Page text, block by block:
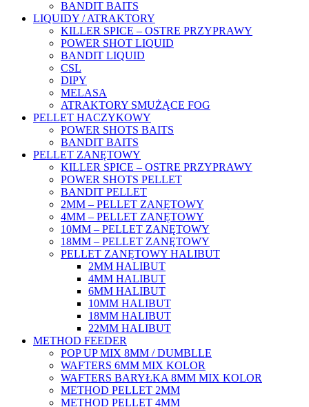
BANDIT BAITS
LIQUIDY / ATRAKTORY
KILLER SPICE – OSTRE PRZYPRAWY
POWER SHOT LIQUID
BANDIT LIQUID
CSL
DIPY
MELASA
ATRAKTORY SMUŻĄCE FOG
PELLET HACZYKOWY
POWER SHOTS BAITS
BANDIT BAITS
PELLET ZANĘTOWY
KILLER SPICE – OSTRE PRZYPRAWY
POWER SHOTS PELLET
BANDIT PELLET
2MM – PELLET ZANĘTOWY
4MM – PELLET ZANĘTOWY
10MM – PELLET ZANĘTOWY
18MM – PELLET ZANĘTOWY
PELLET ZANĘTOWY HALIBUT
2MM HALIBUT
4MM HALIBUT
6MM HALIBUT
10MM HALIBUT
18MM HALIBUT
22MM HALIBUT
METHOD FEEDER
POP UP MIX 8MM / DUMBLLE
WAFTERS 6MM MIX KOLOR
WAFTERS BARYŁKA 8MM MIX KOLOR
METHOD PELLET 2MM
METHOD PELLET 4MM